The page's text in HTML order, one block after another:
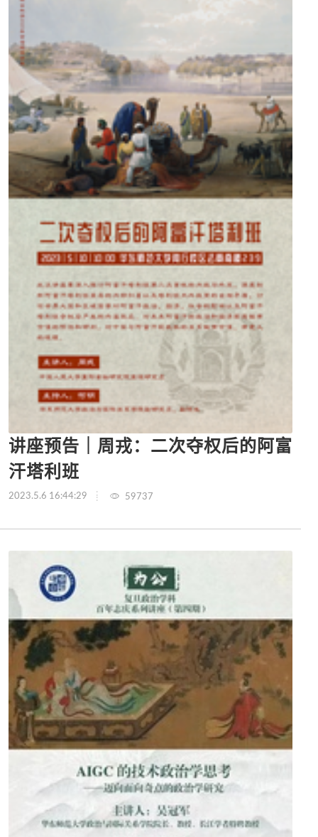
讲座预告｜周戎：二次夺权后的阿富
汗塔利班
2023.5.6 16:44:29 59737